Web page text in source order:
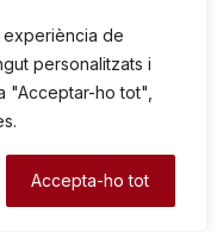
experiència de
personalitzats i
"Acceptar-ho tot",
Accepta-ho tot
Ajuntament de